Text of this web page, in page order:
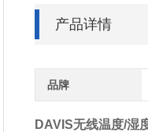
产品详情
品牌
DAVIS无线温度/湿